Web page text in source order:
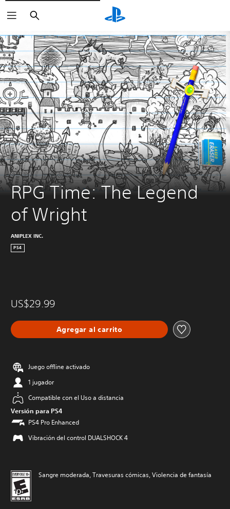
Buscar
RPG Time: The Legend
of Wright
ANIPLEX INC.
PS4
US$29.99
Agregar al carrito
Juego offline activado
1 jugador
Compatible con el Uso a distancia
Versión para PS4
PS4 Pro Enhanced
Vibración del control DUALSHOCK 4
Sangre moderada, Travesuras cómicas, Violencia de fantasía